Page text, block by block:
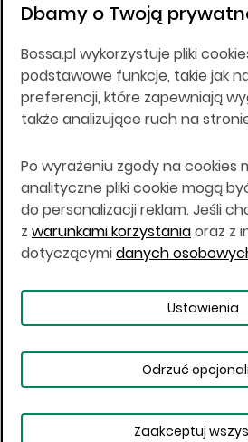
DM BOŚ działa na podstawie
Wszelkie informacje na
informacje o produktach
kierowane do osób mających
zamieszkania lub pobytu w
Japonii, ani w dowolnej innej
taki materiał byłby sprzeczny z
których zgodne z prawem
inwestycyjnych nie jest możliwe
jest możliwe złożenie oferty.
w danej jurysdykcji określają, czy
nabycie poszczególnych
Copyright © 2026 BOŚ | BOSSA.PL
Warunki korzystania
Dane
Dbamy o Twoją
Bossa.pl wykorzystuje pliki
podstawowe funkcje, takie jak
preferencji, które zapewniają
także analizujące ruch na
Po wyrażeniu zgody na cookies
analityczne pliki cookie mogą
do personalizacji reklam. Jeśli
z warunkami korzystaniaoraz z
dotyczącymidanych
Ustawienia
Odrzuć
Zaakceptuj